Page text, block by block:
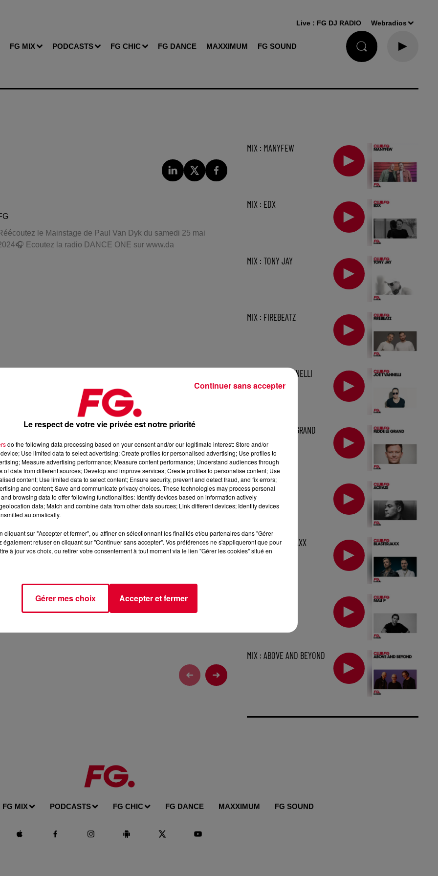
FG MIX PODCASTS FG CHIC FG DANCE MAXXIMUM FG SOUND
Live : FG DJ RADIO Webradios
le Mainstage de Paul Van Dyk du samedi 25 mai
Ecoutez la radio DANCE ONE sur www.da
2024
et sur l’Application FG (IOShttps://urlz.fr/hhZx Google Play
pour plus d'informations.
MIX : MANYFEW
MIX : EDX
MIX : TONY JAY
MIX : FIREBEATZ
MIX : JOE T VANNELLI
MIX : FEDDE LE GRAND
MIX : ACRAZE
MIX : BLASTERJAXX
MIX : ABOVE AND BEYOND
FG MIX PODCASTS FG CHIC FG DANCE MAXXIMUM FG SOUND
Le respect de votre vie privée est notre priorité
do the following data processing based on your consent and/or our legitimate interest: Store and/or
Use limited data to select advertising; Create profiles for personalised advertising; Use profiles to
Measure advertising performance; Measure content performance; Understand audiences through
of data from different sources; Develop and improve services; Create profiles to personalise content; Use
content; Use limited data to select content; Ensure security, prevent and detect fraud, and fix errors;
and content; Save and communicate privacy choices. These technologies may process personal
browsing data to offer following functionalities: Identify devices based on information actively
data; Match and combine data from other data sources; Link different devices; Identify devices
automatically.
cliquant sur "Accepter et fermer", ou affiner en sélectionnant les finalités et/ou partenaires dans "Gérer
également refuser en cliquant sur "Continuer sans accepter". Vos préférences ne s'appliqueront que pour
à jour vos choix, ou retirer votre consentement à tout moment via le lien "Gérer les cookies" situé en
Gérer mes choix Accepter et fermer
Continuer sans accepter